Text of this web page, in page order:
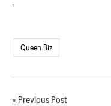
'
Queen Biz
Previous Post